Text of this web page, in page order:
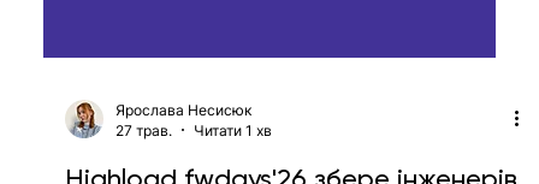
27 трав.
Читати 1 хв